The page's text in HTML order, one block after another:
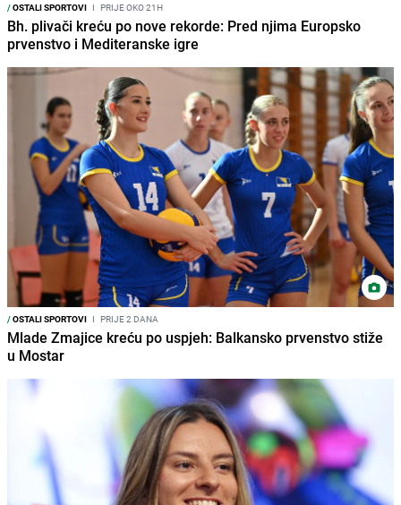
/OSTALI SPORTOVI I PRIJE OKO 21H
Bh. plivači kreću po nove rekorde: Pred njima Europsko
prvenstvo i Mediteranske igre
/OSTALI SPORTOVI I PRIJE 2 DANA
Mlade Zmajice kreću po uspjeh: Balkansko prvenstvo stiže
u Mostar